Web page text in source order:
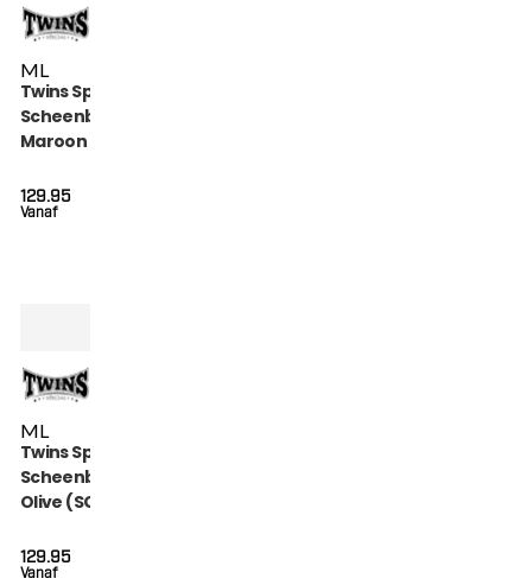
ML
Twins Special
Scheenbeschermers
Maroon (SGL 7
Vanaf
129.95
ML
Twins Special
Scheenbeschermers
Olive (SGL 7 OLIVE)
Vanaf
129.95